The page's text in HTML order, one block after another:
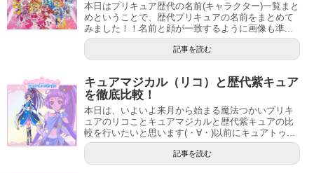
本日はプリキュア歴代の名前(キャラクター)一覧まと
めということで、歴代プリキュアの名前をまとめて
みました！！名前と顔が一致するように画像も準...
記事を読む
キュアマジカル（リコ）と歴代紫キュア
を徹底比較！
本日は、いよいよ来月から始まる魔法つかいプリキ
ュアのリコことキュアマジカルと歴代紫キュアの比
較を行いたいと思います(・∀・)以前にキュアトゥ...
記事を読む